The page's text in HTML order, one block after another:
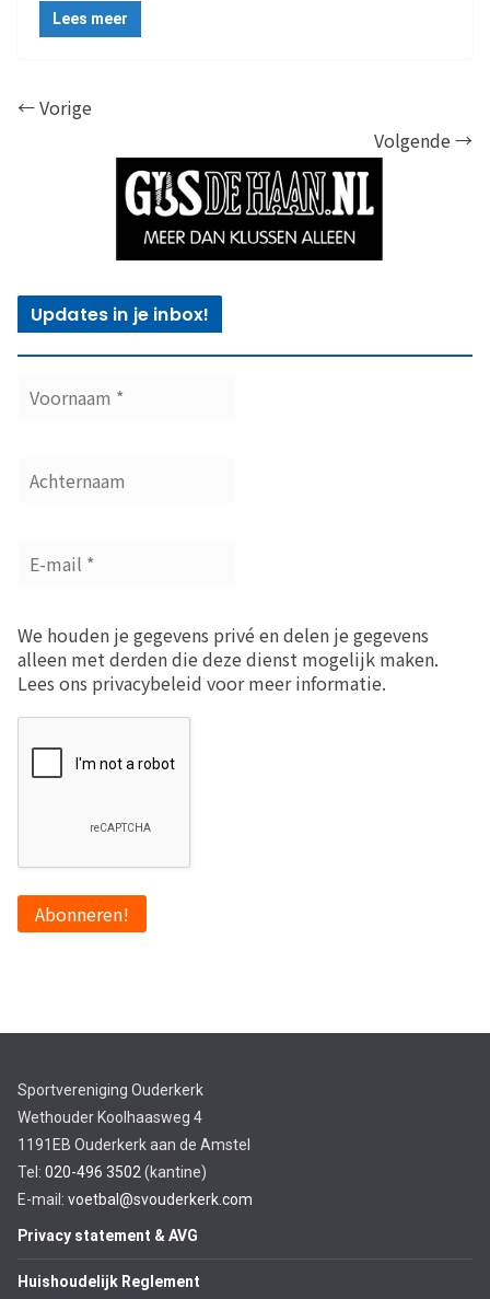
Lees meer
← Vorige
Volgende →
Updates in je inbox!
We houden je gegevens privé en delen je gegevens
alleen met derden die deze dienst mogelijk maken.
Lees ons privacybeleid voor meer informatie.
Sportvereniging Ouderkerk
Wethouder Koolhaasweg 4
1191EB Ouderkerk aan de Amstel
Tel: 020-496 3502 (kantine)
E-mail: voetbal@svouderkerk.com
Privacy statement & AVG
Huishoudelijk Reglement